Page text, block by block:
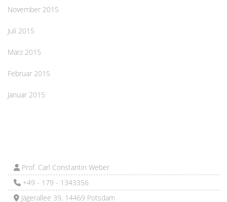
November 2015
Juli 2015
März 2015
Februar 2015
Januar 2015
Prof. Carl Constantin Weber
+49 - 179 - 1343356
Jägerallee 39, 14469 Potsdam